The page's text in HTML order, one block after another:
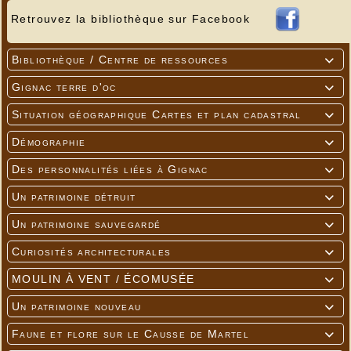
Retrouvez la bibliothèque sur Facebook

Bibliothèque / Centre de ressources

Gignac terre d'oc

Situation géographique Cartes et plan cadastral

Démographie

Des personnalités liées à Gignac

Un patrimoine détruit

Un patrimoine sauvegardé

Curiosités architecturales

MOULIN À VENT / ÉCOMUSÉE

Un patrimoine nouveau

Faune et flore sur le Causse de Martel